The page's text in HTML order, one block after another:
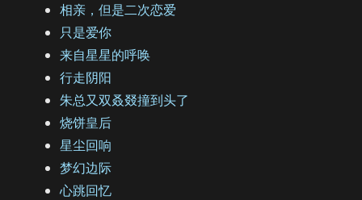
相亲，但是二次恋爱
只是爱你
来自星星的呼唤
行走阴阳
朱总又双叒叕撞到头了
烧饼皇后
星尘回响
梦幻边际
心跳回忆